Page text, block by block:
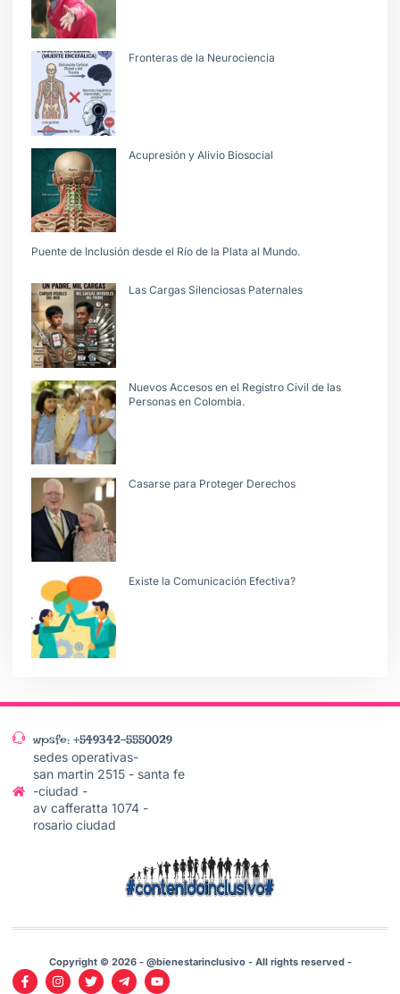
Fronteras de la Neurociencia
Acupresión y Alivio Biosocial
Puente de Inclusión desde el Río de la Plata al Mundo.
Las Cargas Silenciosas Paternales
Nuevos Accesos en el Registro Civil de las
Personas en Colombia.
Casarse para Proteger Derechos
Existe la Comunicación Efectiva?
wpsfe: +549342-5550029
sedes operativas-
san martin 2515 - santa fe
-ciudad -
av cafferatta 1074 -
rosario ciudad
Copyright © 2026 - @bienestarinclusivo - All rights reserved -